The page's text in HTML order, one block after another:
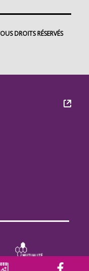
DROITS RÉSERVÉS